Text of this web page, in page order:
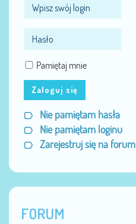
Pamiętaj mnie
Zaloguj się
Nie pamiętam hasła
Nie pamiętam loginu
Zarejestruj się na forum
FORUM